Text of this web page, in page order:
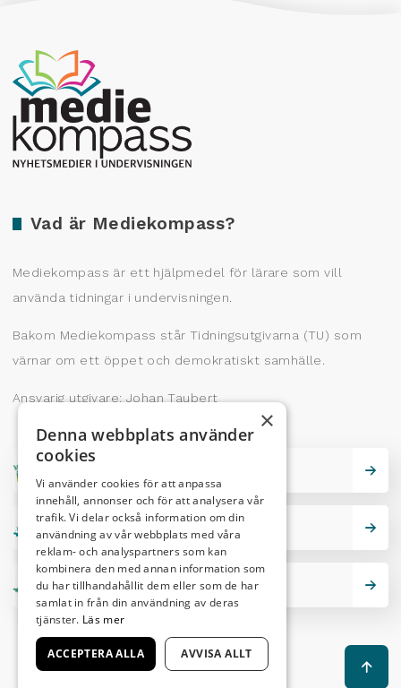
Vad är Mediekompass?
Mediekompass är ett hjälpmedel för lärare som vill
använda tidningar i undervisningen.
Bakom Mediekompass står Tidningsutgivarna (TU) som
värnar om ett öppet och demokratiskt samhälle.
Ansvarig utgivare: Johan Taubert
Lektionstips
Nutidskryss
Producerad av Gota Media Brand Studio
×
Denna webbplats använder
cookies
Vi använder cookies för att anpassa
innehåll, annonser och för att analysera vår
trafik. Vi delar också information om din
användning av vår webbplats med våra
reklam- och analyspartners som kan
kombinera den med annan information som
du har tillhandahållit dem eller som de har
samlat in från din användning av deras
tjänster. Läs mer
ACCEPTERA ALLA AVVISA ALLT